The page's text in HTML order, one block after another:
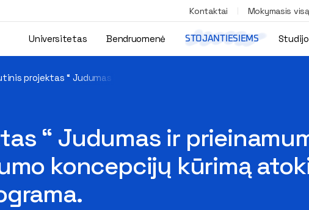
Kontaktai Mokymasis
Universitetas Bendruomenė STOJANTIESIEMS
projektas “ Judumas ir prieinamumas kaimo vietovėse. Nauji
“ Judumas ir
koncepcijų kūrimą